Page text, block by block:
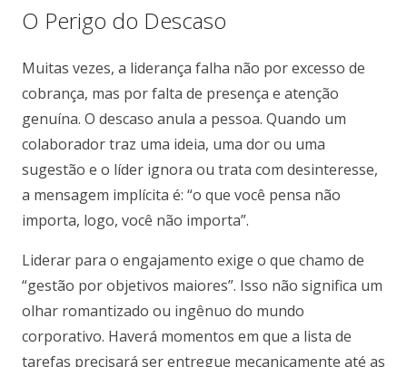
O Perigo do Descaso
Muitas vezes, a liderança falha não por excesso de
cobrança, mas por falta de presença e atenção
genuína. O descaso anula a pessoa. Quando um
colaborador traz uma ideia, uma dor ou uma
sugestão e o líder ignora ou trata com desinteresse,
a mensagem implícita é: “o que você pensa não
importa, logo, você não importa”.
Liderar para o engajamento exige o que chamo de
“gestão por objetivos maiores”. Isso não significa um
olhar romantizado ou ingênuo do mundo
corporativo. Haverá momentos em que a lista de
tarefas precisará ser entregue mecanicamente até as